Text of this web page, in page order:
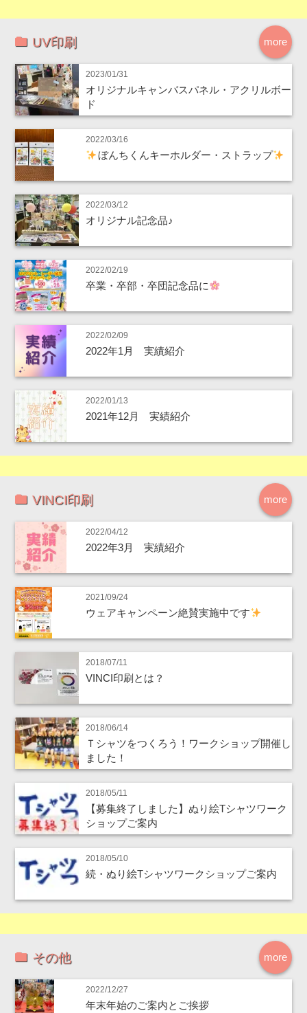
more
UV印刷
2023/01/31
オリジナルキャンバスパネル・アクリルボー
ド
2022/03/16
ぼんちくんキーホルダー・ストラップ
2022/03/12
オリジナル記念品♪
2022/02/19
卒業・卒部・卒団記念品に
2022/02/09
2022年1月 実績紹介
2022/01/13
2021年12月 実績紹介
more
VINCI印刷
2022/04/12
2022年3月 実績紹介
2021/09/24
ウェアキャンペーン絶賛実施中です
2018/07/11
VINCI印刷とは？
2018/06/14
Ｔシャツをつくろう！ワークショップ開催し
ました！
2018/05/11
【募集終了しました】ぬり絵Tシャツワーク
ショップご案内
2018/05/10
続・ぬり絵Tシャツワークショップご案内
more
その他
2022/12/27
年末年始のご案内とご挨拶